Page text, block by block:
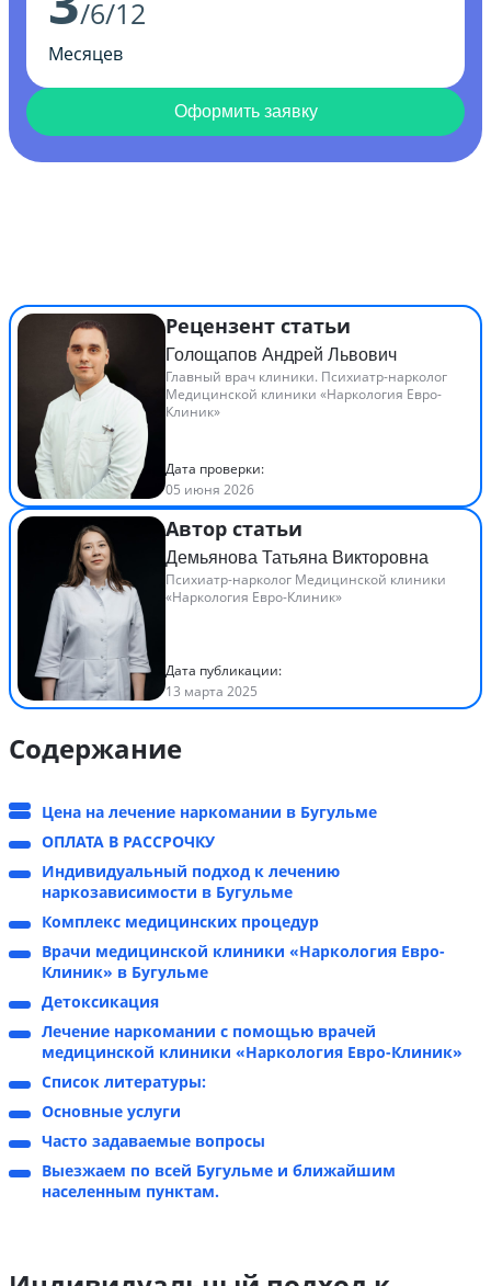
/6/12
Месяцев
Оформить заявку
Рецензент статьи
Голощапов Андрей Львович
Главный врач клиники. Психиатр-нарколог
Медицинской клиники «Наркология Евро-
Клиник»
Дата проверки:
05 июня 2026
Автор статьи
Демьянова Татьяна Викторовна
Психиатр-нарколог Медицинской клиники
«Наркология Евро-Клиник»
Дата публикации:
13 марта 2025
Содержание
Цена на лечение наркомании в Бугульме
ОПЛАТА В РАССРОЧКУ
Индивидуальный подход к лечению
наркозависимости в Бугульме
Комплекс медицинских процедур
Врачи медицинской клиники «Наркология Евро-
Клиник» в Бугульме
Детоксикация
Лечение наркомании с помощью врачей
медицинской клиники «Наркология Евро-Клиник»
Список литературы:
Основные услуги
Часто задаваемые вопросы
Выезжаем по всей Бугульме и ближайшим
населенным пунктам.